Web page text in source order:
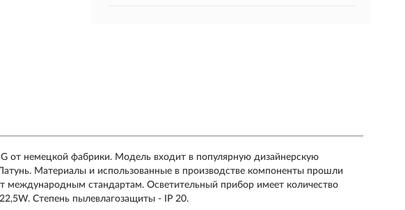
от немецкой фабрики. Модель входит в популярную дизайнерскую
Материалы и использованные в производстве компоненты прошли
международным стандартам. Осветительный прибор имеет количество
Степень пылевлагозащиты - IP 20.